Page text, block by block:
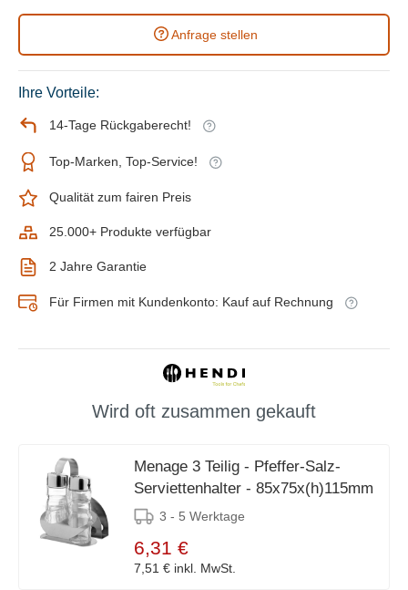
Anfrage stellen
Ihre Vorteile:
14-Tage Rückgaberecht!
Top-Marken, Top-Service!
Qualität zum fairen Preis
25.000+ Produkte verfügbar
2 Jahre Garantie
Für Firmen mit Kundenkonto: Kauf auf Rechnung
Wird oft zusammen gekauft
Menage 3 Teilig - Pfeffer-Salz-
Serviettenhalter - 85x75x(h)115mm
3 - 5 Werktage
6,31 €
7,51 € inkl. MwSt.